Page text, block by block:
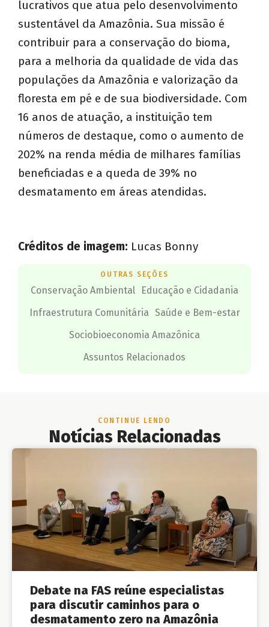
lucrativos que atua pelo desenvolvimento
sustentável da Amazônia. Sua missão é
contribuir para a conservação do bioma,
para a melhoria da qualidade de vida das
populações da Amazônia e valorização da
floresta em pé e de sua biodiversidade. Com
16 anos de atuação, a instituição tem
números de destaque, como o aumento de
202% na renda média de milhares famílias
beneficiadas e a queda de 39% no
desmatamento em áreas atendidas.
Créditos de imagem: Lucas Bonny
OUTRAS SEÇÕES
Conservação Ambiental
Educação e Cidadania
Infraestrutura Comunitária Saúde e Bem-estar
Sociobioeconomia Amazônica
Assuntos Relacionados
CONTINUE LENDO
Notícias Relacionadas
Debate na FAS reúne especialistas
para discutir caminhos para o
desmatamento zero na Amazônia